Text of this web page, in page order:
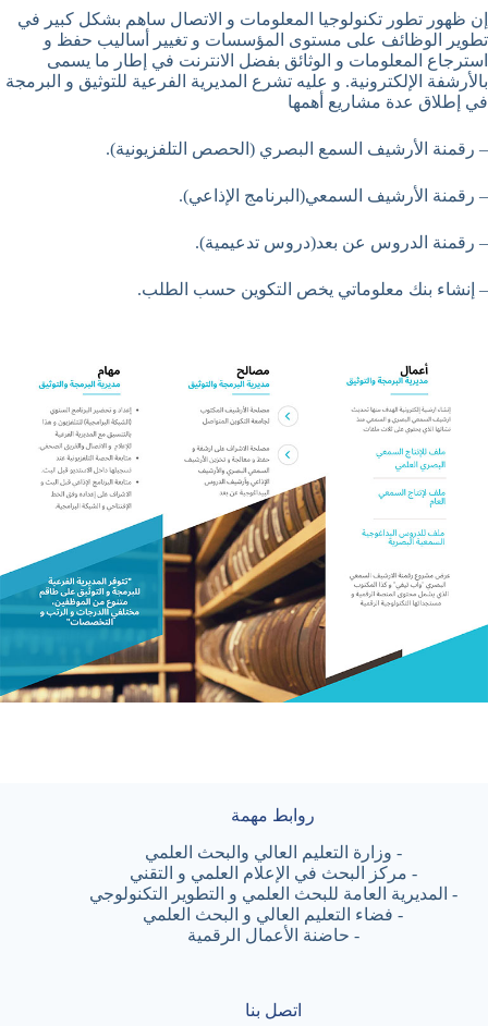
إن ظهور تطور تكنولوجيا المعلومات و الاتصال ساهم بشكل كبير في
تطوير الوظائف على مستوى المؤسسات و تغيير أساليب حفظ و
استرجاع المعلومات و الوثائق بفضل الانترنت في إطار ما يسمى
بالأرشفة الإلكترونية. و عليه تشرع المديرية الفرعية للتوثيق و البرمجة
في إطلاق عدة مشاريع أهمها
– رقمنة الأرشيف السمع البصري (الحصص التلفزيونية).
– رقمنة الأرشيف السمعي(البرنامج الإذاعي).
– رقمنة الدروس عن بعد(دروس تدعيمية).
– إنشاء بنك معلوماتي يخص التكوين حسب الطلب.
روابط مهمة
- وزارة التعليم العالي والبحث العلمي
- مركز البحث في الإعلام العلمي و التقني
- المديرية العامة للبحث العلمي و التطوير التكنولوجي
- فضاء التعليم العالي و البحث العلمي
- حاضنة الأعمال الرقمية
اتصل بنا